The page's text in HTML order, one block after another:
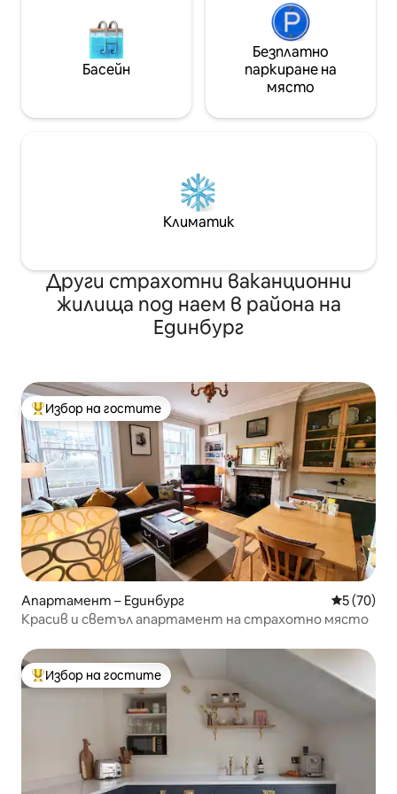
Басейн
Безплатно
паркиране на
място
Климатик
Други страхотни ваканционни
жилища под наем в района на
Единбург
Най-популярен избор на гостите
Избор на гостите
Апартамент – Единбург Средна
5 (70)
Красив и светъл апартамент на страхотно място
Най-популярен избор на гостите
Избор на гостите